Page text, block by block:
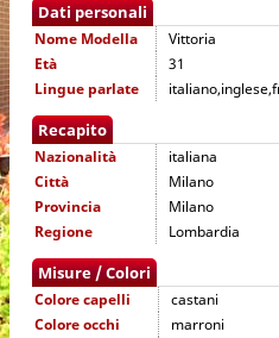
Dati personali
Nome Modella
Vittoria
Età
31
Lingue parlate
Recapito
Nazionalità
italiana
Città
Milano
Provincia
Milano
Regione
Lombardia
Misure / Colori
Colore capelli
castani
Colore occhi
marroni